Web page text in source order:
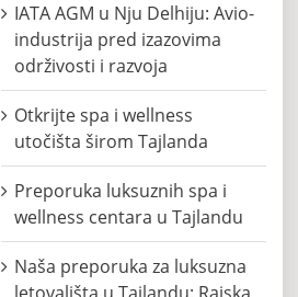
IATA AGM u Nju Delhiju: Avio-
industrija pred izazovima
održivosti i razvoja
Otkrijte spa i wellness
utočišta širom Tajlanda
Preporuka luksuznih spa i
wellness centara u Tajlandu
Naša preporuka za luksuzna